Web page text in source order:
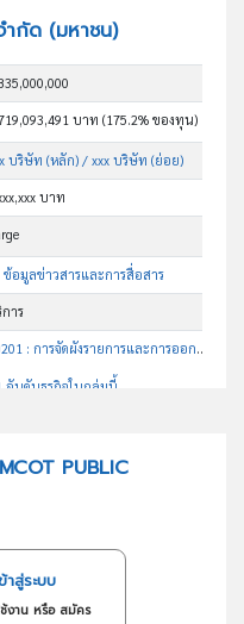
กัด (มหาชน)
บาท (175.2% ของทุน)
บริษัท (หลัก)/ xxx บริษัท (ย่อย)
บาท
ข้อมูลข่าวสารและการสื่อสาร
าร
60201 : การจัดผังรายการและการออกอากาศทางโทรทัศน์โดยไม่ต้องสมัครสมาชิก (ยกเว้นทางออนไลน์)
อันดับธุรกิจในกลุ่มนี้
PUBLIC
สู่ระบบ
งาน หรือ สมัคร